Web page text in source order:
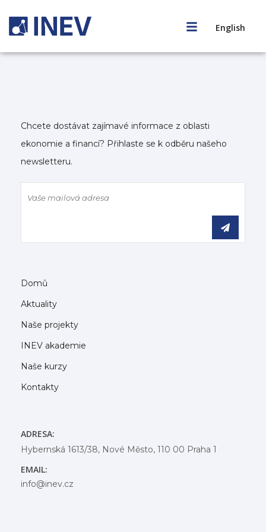
English
Chcete dostávat zajímavé informace z oblasti
ekonomie a financí? Přihlaste se k odběru našeho
newsletteru.
Domů
Aktuality
Naše projekty
INEV akademie
Naše kurzy
Kontakty
ADRESA:
Hybernská 1613/38, Nové Město, 110 00 Praha 1
EMAIL:
info@inev.cz